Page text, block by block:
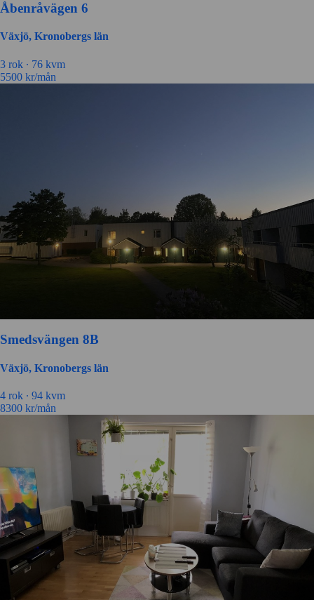
Åbenråvägen 6
Växjö, Kronobergs län
3 rok ∙ 76 kvm
5500 kr/mån
Smedsvängen 8B
Växjö, Kronobergs län
4 rok ∙ 94 kvm
8300 kr/mån